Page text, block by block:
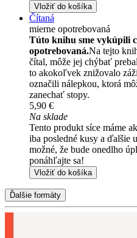
Vložiť do košíka
Čítaná
mierne opotrebovaná
Túto knihu sme vykúpili
opotrebovaná.Na tejto
čítal, môže jej chýbať
to akokoľvek znižovalo
označili nálepkou, ktorá
zanechať stopy.
5,90 €
Na sklade
Tento produkt síce máme
iba posledné kusy a ďalšie
možné, že bude onedlho
ponáhľajte sa!
Vložiť do košíka
Ďalšie formáty